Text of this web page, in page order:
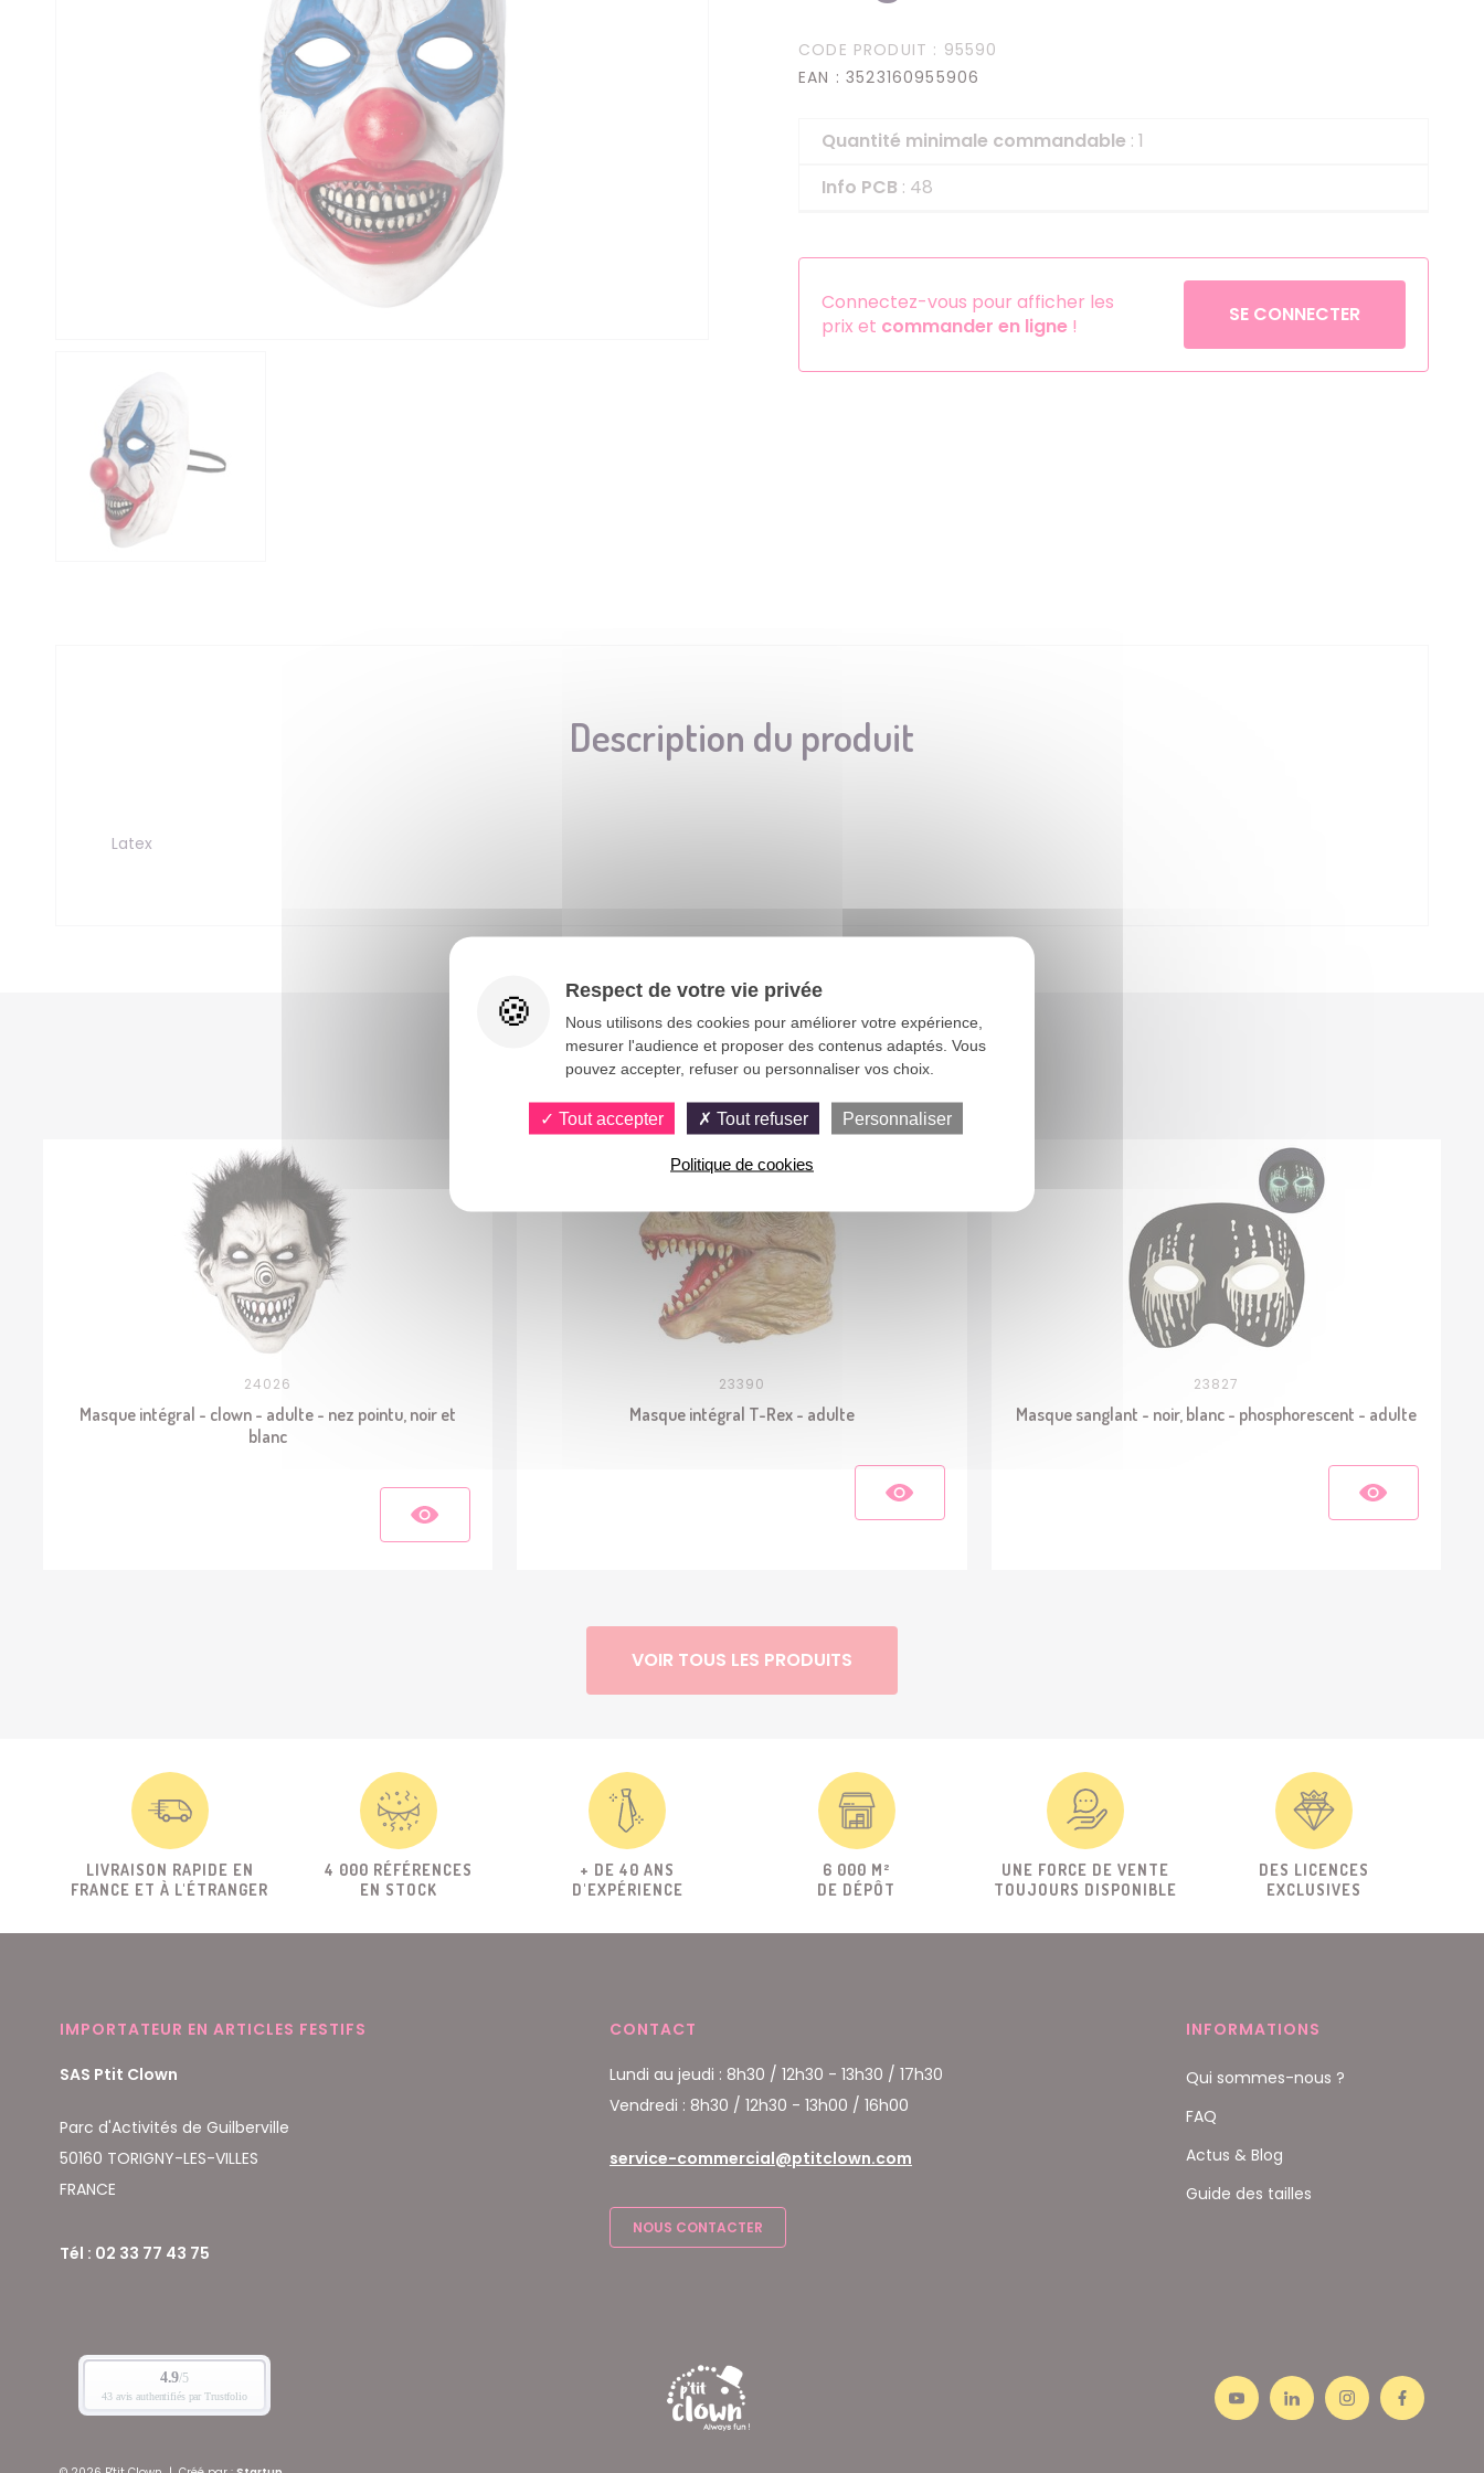
Sets d'accessoires
Petronix Defenders
Pokémon
Robin des Bois
CODE PRODUIT : 95590
EAN : 3523160955906
Quantité minimale commandable : 1
Info PCB : 48
Connectez-vous pour afficher les
prix et commander en ligne ! SE CONNECTER
Description du produit
Latex
Vous aimerez aussi
24026
Masque intégral - clown - adulte - nez pointu, noir et
blanc
23390
Masque intégral T-Rex - adulte
23827
Masque sanglant - noir, blanc - phosphorescent - adulte
VOIR TOUS LES PRODUITS
LIVRAISON RAPIDE EN
FRANCE ET À L'ÉTRANGER
4 000 RÉFÉRENCES
EN STOCK
+ DE 40 ANS
D'EXPÉRIENCE
6 000 M²
DE DÉPÔT
UNE FORCE DE VENTE
TOUJOURS DISPONIBLE
DES LICENCES
EXCLUSIVES
IMPORTATEUR EN ARTICLES FESTIFS
SAS Ptit Clown
Parc d'Activités de Guilberville
50160 TORIGNY-LES-VILLES
FRANCE
Tél : 02 33 77 43 75
CONTACT
Lundi au jeudi : 8h30 / 12h30 - 13h30 / 17h30
Vendredi : 8h30 / 12h30 - 13h00 / 16h00
service-commercial@ptitclown.com
NOUS CONTACTER
INFORMATIONS
Qui sommes-nous ?
FAQ
Actus & Blog
Guide des tailles
Respect de votre vie privée
Nous utilisons des cookies pour améliorer votre expérience,
mesurer l'audience et proposer des contenus adaptés. Vous
pouvez accepter, refuser ou personnaliser vos choix.
Tout accepter Tout refuser Personnaliser
Politique de cookies